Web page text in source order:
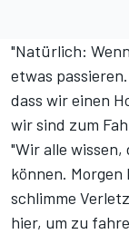
"Natürlich:
etwas
dass wir einen
wir sind zum
"Wir alle wissen,
können.
schlimme
hier, um zu